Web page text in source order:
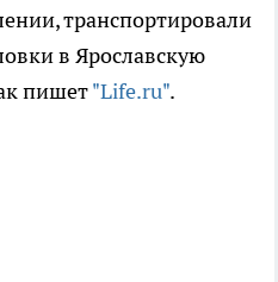
транспортировали
в Ярославскую
пишет"Life.ru".